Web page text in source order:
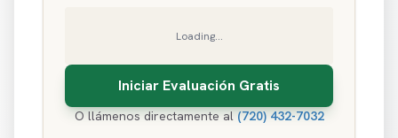
Loading...
O llámenos directamente al (720) 432-7032